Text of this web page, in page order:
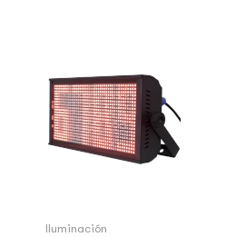
Iluminación